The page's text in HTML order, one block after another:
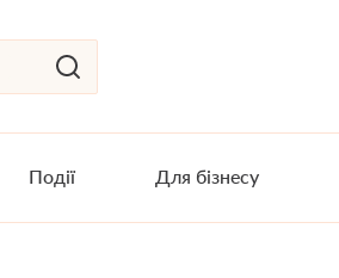
Події Для бізнесу